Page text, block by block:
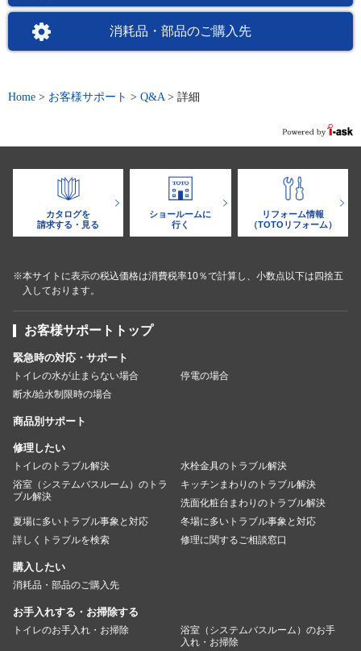
消耗品・部品のご購入先
Home > お客様サポート > Q&A > 詳細
カタログを
請求する・見る
ショールームに
行く
リフォーム情報
（TOTOリフォーム）
※本サイトに表示の税込価格は消費税率10％で計算し、小数点以下は四捨五
入しております。
お客様サポートトップ
緊急時の対応・サポート
トイレの水が止まらない場合
停電の場合
断水/給水制限時の場合
商品別サポート
修理したい
トイレのトラブル解決
水栓金具のトラブル解決
浴室（システムバスルーム）のトラ
ブル解決
キッチンまわりのトラブル解決
洗面化粧台まわりのトラブル解決
夏場に多いトラブル事象と対応
冬場に多いトラブル事象と対応
詳しくトラブルを検索
修理に関するご相談窓口
購入したい
消耗品・部品のご購入先
お手入れする・お掃除する
トイレのお手入れ・お掃除
浴室（システムバスルーム）のお手
入れ・お掃除